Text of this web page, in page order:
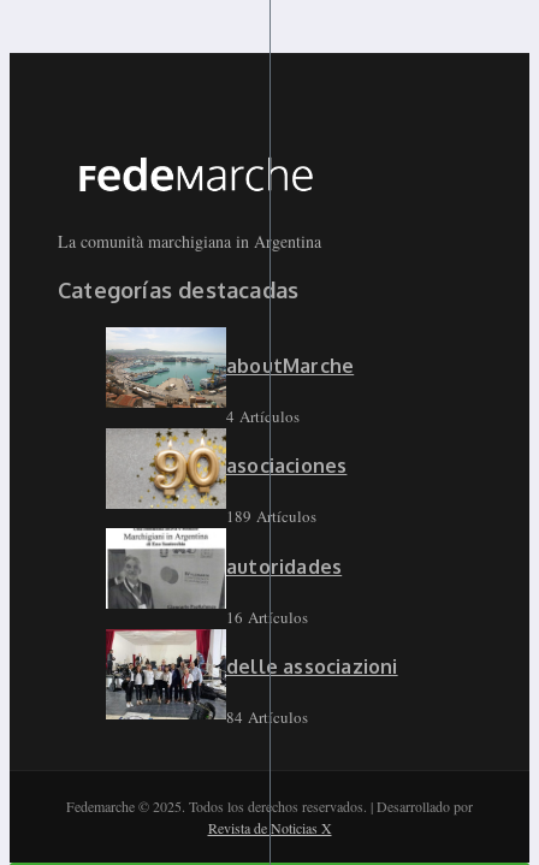
La comunità marchigiana in Argentina
Categorías destacadas
aboutMarche
4 Artículos
asociaciones
189 Artículos
autoridades
16 Artículos
delle associazioni
84 Artículos
Fedemarche © 2025. Todos los derechos reservados. | Desarrollado por
Revista de Noticias X